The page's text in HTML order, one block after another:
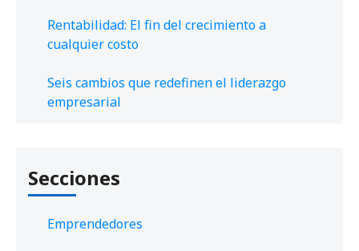
Rentabilidad: El fin del crecimiento a
cualquier costo
Seis cambios que redefinen el liderazgo
empresarial
Secciones
Emprendedores